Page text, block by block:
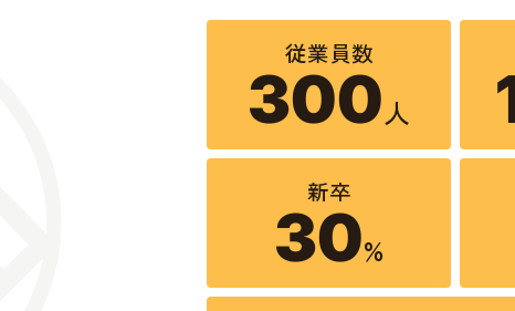
従業員数
300人
新卒
30%